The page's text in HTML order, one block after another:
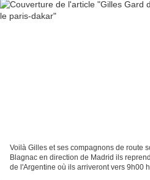
Voilà Gilles et ses compagnons de route
Blagnac en direction de Madrid ils
de l'Argentine où ils arriveront vers 9h00